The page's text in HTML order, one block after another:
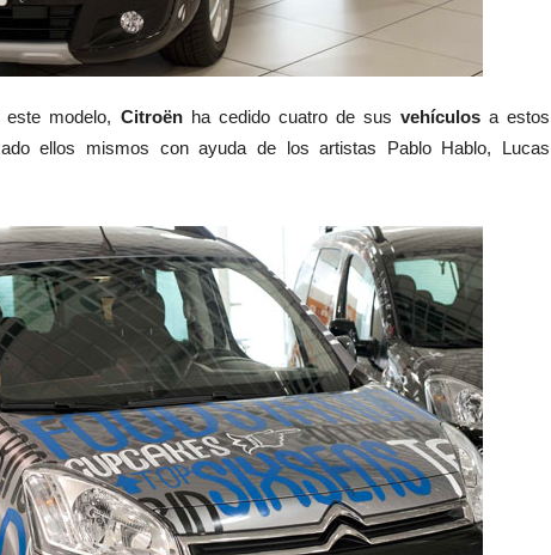
este modelo, Citroën ha cedido cuatro de sus vehículos a estos
ellos mismos con ayuda de los artistas Pablo Hablo, Lucas